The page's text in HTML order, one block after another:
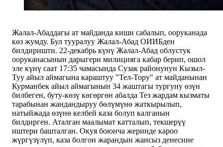
Жалал-Абаддагы ат майданда киши сабалып, ооруканада
көз жумду. Бул тууралуу Жалал-Абад ОИИБден
билдиришти. 22-декабрь күнү Жалал-Абад облустук
ооруканасынын дарыгери милицияга кабар берип, ошол
эле күнү саат 17:35 чамасында Сузак районунун Кызыл-
Туу айыл аймагына караштуу "Тел-Тору" ат майданынан
Курманбек айыл аймагынын 34 жаштагы тургуну өзүн
билбеген, буту-көзү көгөргөн абалда Тез жардам кызматы
тарабынан жандандыруу бөлүмүнө жаткырылып,
натыйжада өзүнө келбей каза болуп калганын
билдирген. Аталган маалымат катталып, текшерүү
иштери башталган. Окуя боюнча жеринде кароо
жүргүзүлүп, каза болгон жарандын жансыз денесине